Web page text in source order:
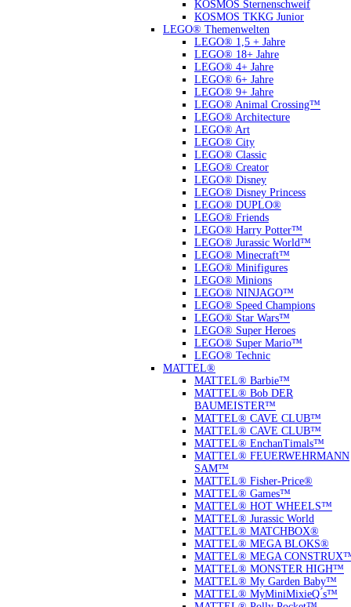
KOSMOS Sternenschweif
KOSMOS TKKG Junior
LEGO® Themenwelten
LEGO® 1,5 + Jahre
LEGO® 18+ Jahre
LEGO® 4+ Jahre
LEGO® 6+ Jahre
LEGO® 9+ Jahre
LEGO® Animal Crossing™
LEGO® Architecture
LEGO® Art
LEGO® City
LEGO® Classic
LEGO® Creator
LEGO® Disney
LEGO® Disney Princess
LEGO® DUPLO®
LEGO® Friends
LEGO® Harry Potter™
LEGO® Jurassic World™
LEGO® Minecraft™
LEGO® Minifigures
LEGO® Minions
LEGO® NINJAGO™
LEGO® Speed Champions
LEGO® Star Wars™
LEGO® Super Heroes
LEGO® Super Mario™
LEGO® Technic
MATTEL®
MATTEL® Barbie™
MATTEL® Bob DER
BAUMEISTER™
MATTEL® CAVE CLUB™
MATTEL® CAVE CLUB™
MATTEL® EnchanTimals™
MATTEL® FEUERWEHRMANN
SAM™
MATTEL® Fisher-Price®
MATTEL® Games™
MATTEL® HOT WHEELS™
MATTEL® Jurassic World
MATTEL® MATCHBOX®
MATTEL® MEGA BLOKS®
MATTEL® MEGA
MATTEL® MONSTER HIGH™
MATTEL® My Garden Baby™
MATTEL® MyMiniMixieQ ́s™